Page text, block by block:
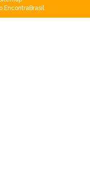
EncontraBrasil